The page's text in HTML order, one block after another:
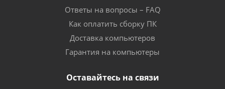
Ответы на вопросы – FAQ
Как оплатить сборку ПК
Доставка компьютеров
Гарантия на компьютеры
Оставайтесь на связи